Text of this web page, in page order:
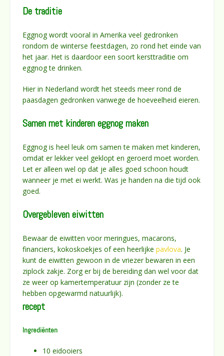
De traditie
Eggnog wordt vooral in Amerika veel gedronken
rondom de winterse feestdagen, zo rond het einde van
het jaar. Het is daardoor een soort kersttraditie om
eggnog te drinken.
Hier in Nederland wordt het steeds meer rond de
paasdagen gedronken vanwege de hoeveelheid eieren.
Samen met kinderen eggnog maken
Eggnog is heel leuk om samen te maken met kinderen,
omdat er lekker veel geklopt en geroerd moet worden.
Let er alleen wel op dat je alles goed schoon houdt
wanneer je met ei werkt. Was je handen na die tijd ook
goed.
Overgebleven eiwitten
Bewaar de eiwitten voor meringues, macarons,
financiers, kokoskoekjes of een heerlijke pavlova. Je
kunt de eiwitten gewoon in de vriezer bewaren in een
ziplock zakje. Zorg er bij de bereiding dan wel voor dat
ze weer op kamertemperatuur zijn (zonder ze te
hebben opgewarmd natuurlijk).
recept
Ingrediënten
10 eidooiers